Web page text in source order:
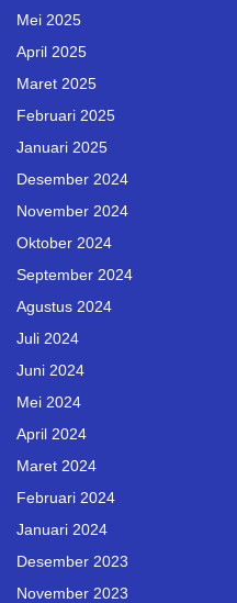
Mei 2025
April 2025
Maret 2025
Februari 2025
Januari 2025
Desember 2024
November 2024
Oktober 2024
September 2024
Agustus 2024
Juli 2024
Juni 2024
Mei 2024
April 2024
Maret 2024
Februari 2024
Januari 2024
Desember 2023
November 2023